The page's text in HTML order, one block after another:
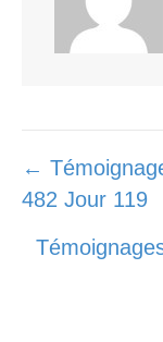
Posts
←
482 Jour 119